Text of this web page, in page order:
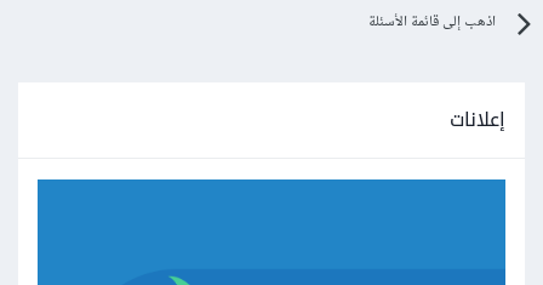
اذهب إلى قائمة الأسئلة
إعلانات